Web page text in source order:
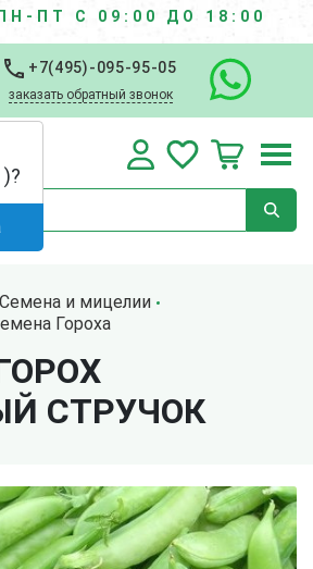
ПТ С 09:00 ДО 18:00
+7(495)-095-95-05
заказать обратный звонок
Семена и мицелии
Гороха
СТРУЧОК